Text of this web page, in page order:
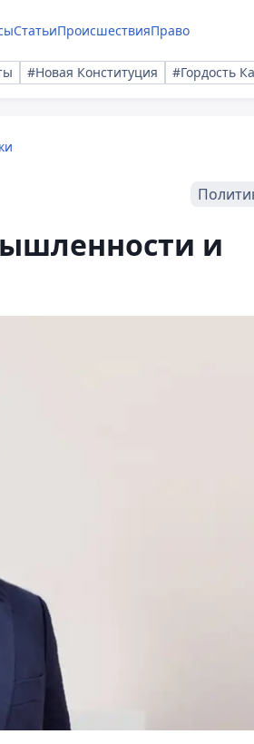
СтатьиПроисшествияПраво
#Новая Конституция #Гордость
и